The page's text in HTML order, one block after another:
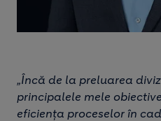
„Încă de la preluarea
principalele mele
eficiența proceselor în